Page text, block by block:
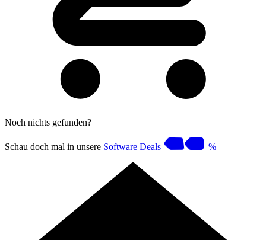
Noch nichts gefunden?
Schau doch mal in unsere Software Deals %